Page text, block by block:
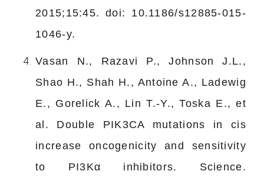
2015;15:45. doi: 10.1186/s12885-015-
1046-y.
Vasan N., Razavi P., Johnson J.L.,
Shao H., Shah H., Antoine A., Ladewig
E., Gorelick A., Lin T.-Y., Toska E., et
al. Double PIK3CA mutations in cis
increase oncogenicity and sensitivity
to PI3Kα inhibitors. Science.